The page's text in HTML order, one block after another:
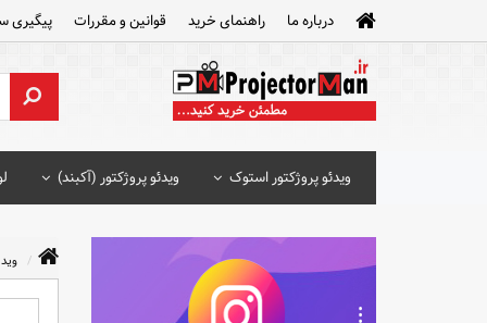
درباره ما راهنمای خرید قوانین و مقررات پیگیری
ویدئو پروژکتور استوک ویدئو پروژکتور (آکبند)